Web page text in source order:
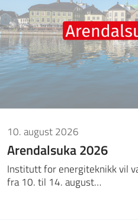
10. august 2026
Arendalsuka 2026
Institutt for energiteknikk vil
fra 10. til 14. august…